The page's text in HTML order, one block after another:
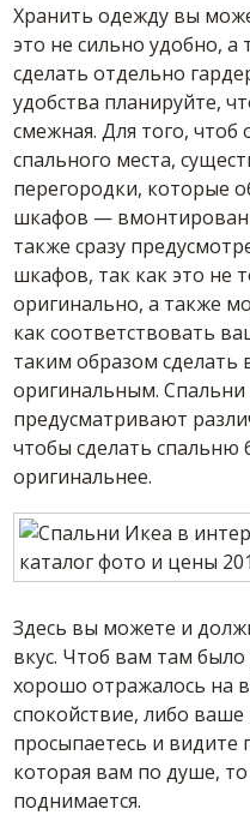
Хранить одежду вы
это не сильно удобно, а
сделать отдельно
удобства планируйте,
смежная. Для того,
спального места,
перегородки, которые
шкафов —
также сразу
шкафов, так как это не
оригинально, а также
как соответствовать
таким образом
оригинальным.
предусматривают
чтобы сделать спальню
оригинальнее.
Здесь вы можете и
вкус. Чтоб вам там
хорошо отражалось на
спокойствие, либо
просыпаетесь и видите
которая вам по душе, то
поднимается.